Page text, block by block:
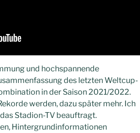
und hochspannende
des letzten Weltcup-
in der Saison 2021/2022.
werden, dazu später mehr. Ich
Stadion-TV beauftragt.
Hintergrundinformationen